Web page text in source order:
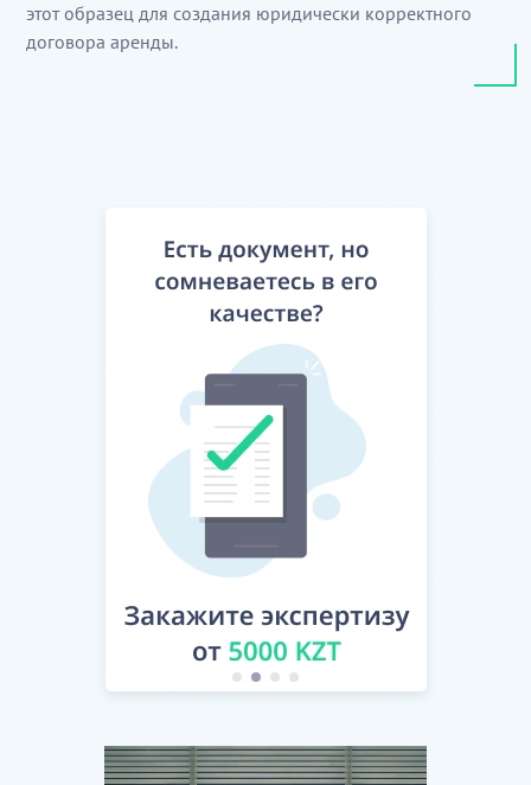
этот образец для создания юридически корректного
договора аренды.